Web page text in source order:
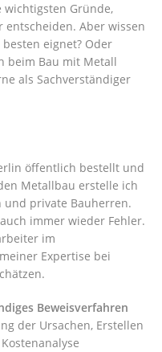
Gründe,
Aber wissen
eignet? Oder
beim Bau mit Metall
als Sachverständiger
öffentlich bestellt und
Metallbau erstelle ich
und private Bauherren.
immer wieder Fehler.
im
Expertise bei
Beweisverfahren
der Ursachen, Erstellen